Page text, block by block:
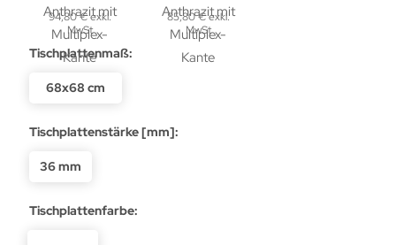
94,80 € exkl.
MwSt
85,80 € exkl.
MwSt
Tischplattenmaß:
68x68 cm
Tischplattenstärke [mm]:
36 mm
Tischplattenfarbe: